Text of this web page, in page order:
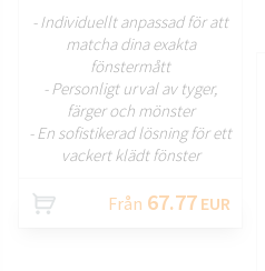
- Individuellt anpassad för att
matcha dina exakta
fönstermått
- Personligt urval av tyger,
färger och mönster
- En sofistikerad lösning för ett
vackert klädt fönster
Från 67.77 EUR